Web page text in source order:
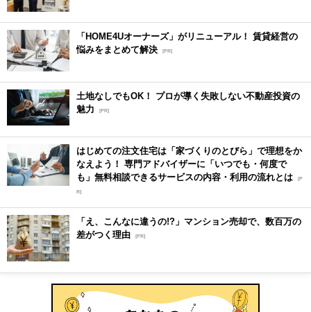
「HOME4Uオーナーズ」がリニューアル！ 賃貸経営の
悩みをまとめて解決 [PR]
土地なしでもOK！ プロが導く失敗しない不動産投資の
魅力
[PR]
はじめての注文住宅は「家づくりのとびら」で理想をか
なえよう！ 専門アドバイザーに「いつでも・何度で
も」無料相談できるサービスの内容・利用の流れとは [P
R]
「え、こんなに違うの!?」マンション売却で、数百万の
差がつく理由 [PR]